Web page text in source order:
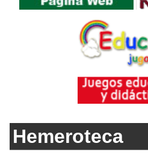
Hemeroteca